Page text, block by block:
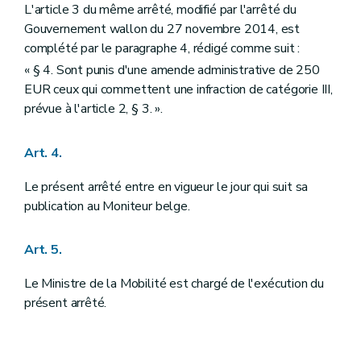
L'article 3 du même arrêté, modifié par l'arrêté du
Gouvernement wallon du 27 novembre 2014, est
complété par le paragraphe 4, rédigé comme suit :
« § 4. Sont punis d'une amende administrative de 250
EUR ceux qui commettent une infraction de catégorie III,
prévue à l'article 2, § 3. ».
Art. 4.
Le présent arrêté entre en vigueur le jour qui suit sa
publication au Moniteur belge.
Art. 5.
Le Ministre de la Mobilité est chargé de l'exécution du
présent arrêté.